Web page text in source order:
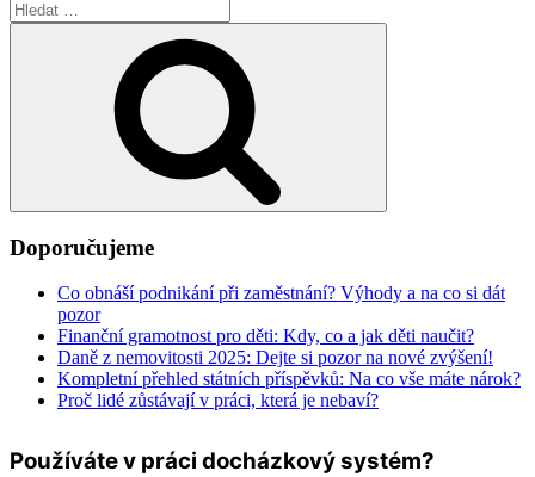
Hledat:
Doporučujeme
Co obnáší podnikání při zaměstnání? Výhody a na co si dát
pozor
Finanční gramotnost pro děti: Kdy, co a jak děti naučit?
Daně z nemovitosti 2025: Dejte si pozor na nové zvýšení!
Kompletní přehled státních příspěvků: Na co vše máte nárok?
Proč lidé zůstávají v práci, která je nebaví?
Používáte v práci docházkový systém?